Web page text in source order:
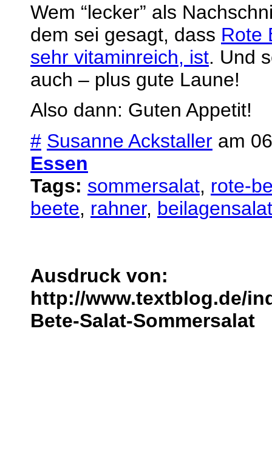
Wem “lecker” als
dem sei gesagt, dass Rote
sehr vitaminreich, ist. Und
auch – plus gute Laune!
Also dann: Guten Appetit!
# Susanne Ackstaller am
Essen
Tags: sommersalat, rote-
beete, rahner, beilagensalat
Ausdruck von:
http://www.textblog.de/
Bete-Salat-Sommersalat